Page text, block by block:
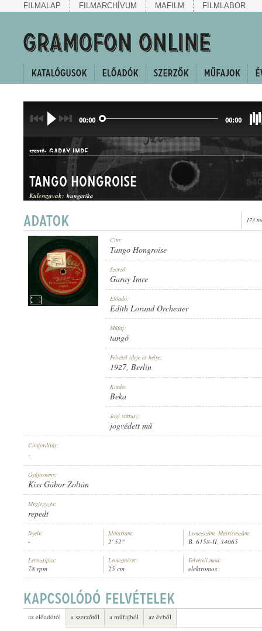
FILMALAP FILMARCHÍVUM MAFILM FILMLABOR
00:00 00:00
EDITH LORAND ORCHESTER
SZERZŐ: GARAY IMRE
TANGÓ
LEMEZSZÁM:
Tango Hongroise
Kulcsszavak: hungarika
173
Cím:
Tango Hongroise
Szerző:
Garay Imre
Előadó:
Edith Lorand Orchester
Műfaj:
tangó
Felvétel ideje és helye:
1927, Berlin
Kiadó:
Beka
Jogi státusz:
jogvédett mű
Címfordítás:
-
Gyűjtemény:
Kiss Gábor Zoltán
Megjegyzés:
repedt
Nyelv:
-
Időtartam:
2' 52"
Lemezszám, Matricaszám:
B. 6158-II, 34065
Lemeztípus:
78 rpm
Lemezméret:
25 cm
Felvételi mód:
elektromos
az előadótól a szerzőtől a műfajból az évből